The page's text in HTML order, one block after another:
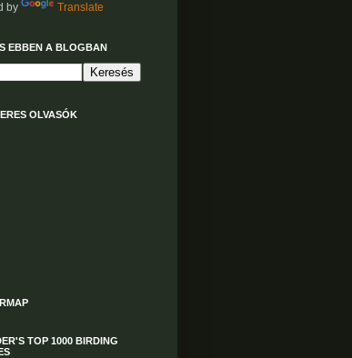
by Translate
EBBEN A BLOGBAN
OLVASÓK
TOP 1000 BIRDING